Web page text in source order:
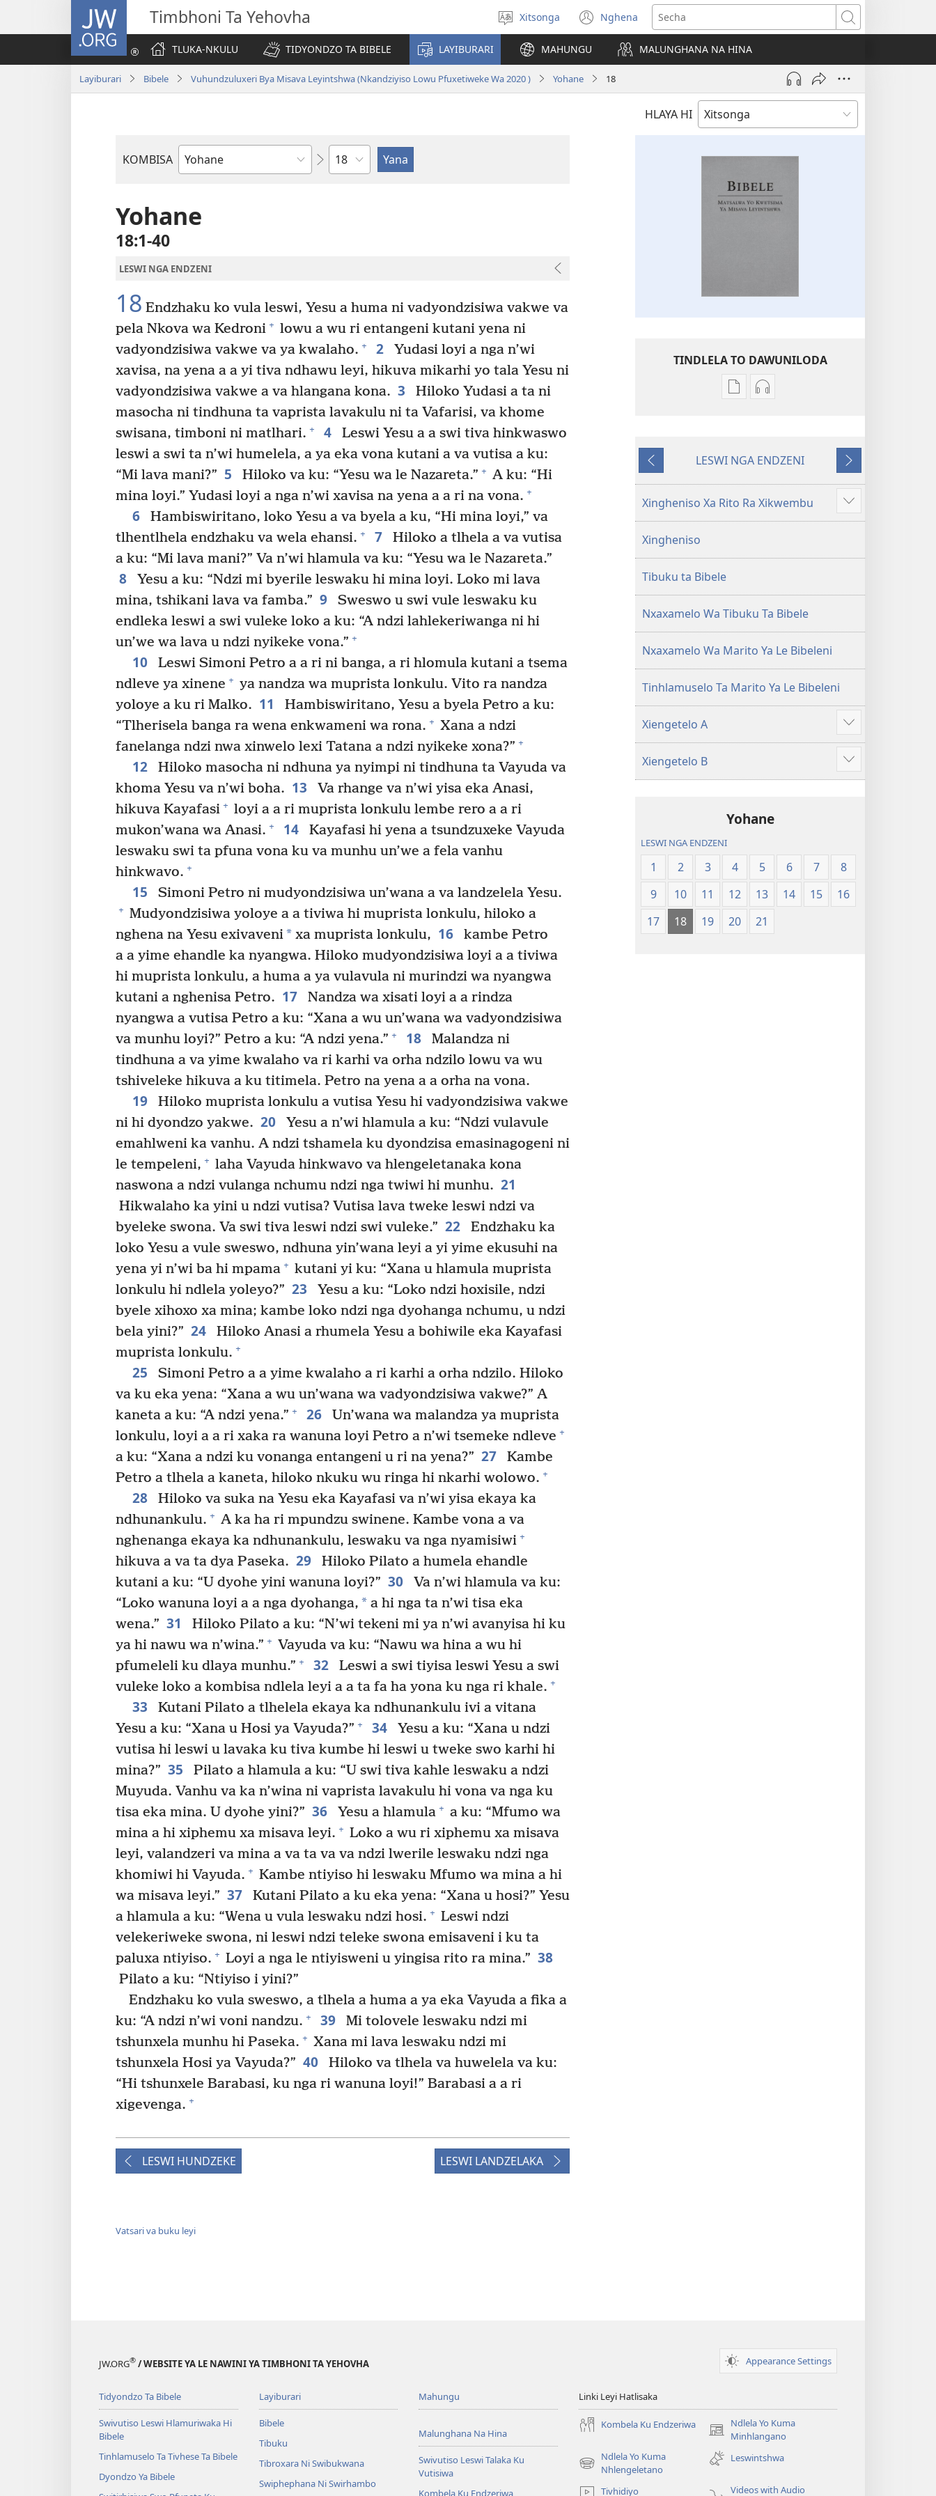
JW.ORG Timbhoni Ta Yehovha
Hlawula
ririmi
Xitsonga Nghena
(opens
new
window)
Secha
TLUKA-NKULU
TIDYONDZO TA BIBELE LAYIBURARI MAHUNGU MALUNGHANA NA HINA
Layiburari Bibele Vuhundzuluxeri Bya Misava Leyintshwa (Nkandziyiso Lowu Pfuxetiweke Wa 2020 ) Yohane 18
HLAYA HI
KOMBISA
Bible
Ndzima
Yohane
18:1-40
LESWI NGA ENDZENI
18 Endzhaku ko vula leswi, Yesu a huma ni vadyondzisiwa vakwe va
pela Nkova wa Kedroni + lowu a wu ri entangeni kutani yena ni
vadyondzisiwa vakwe va ya kwalaho. + 2
Yudasi loyi a nga n’wi
xavisa, na yena a a yi tiva ndhawu leyi, hikuva mikarhi yo tala Yesu ni
vadyondzisiwa vakwe a va hlangana kona. 3
Hiloko Yudasi a ta ni
masocha ni tindhuna ta vaprista lavakulu ni ta Vafarisi, va khome
swisana, timboni ni matlhari. + 4
Leswi Yesu a a swi tiva hinkwaswo
leswi a swi ta n’wi humelela, a ya eka vona kutani a va vutisa a ku:
“Mi lava mani?” 5 Hiloko va ku: “Yesu wa le Nazareta.” + A ku: “Hi
mina loyi.” Yudasi loyi a nga n’wi xavisa na yena a a ri na vona. +
6
Hambiswiritano, loko Yesu a va byela a ku, “Hi mina loyi,” va
tlhentlhela endzhaku va wela ehansi. + 7
Hiloko a tlhela a va vutisa
a ku: “Mi lava mani?” Va n’wi hlamula va ku: “Yesu wa le Nazareta.”
8
Yesu a ku: “Ndzi mi byerile leswaku hi mina loyi. Loko mi lava
mina, tshikani lava va famba.” 9
Sweswo u swi vule leswaku ku
endleka leswi a swi vuleke loko a ku: “A ndzi lahlekeriwanga ni hi
un’we wa lava u ndzi nyikeke vona.” +
10
Leswi Simoni Petro a a ri ni banga, a ri hlomula kutani a tsema
ndleve ya xinene + ya nandza wa muprista lonkulu. Vito ra nandza
yoloye a ku ri Malko. 11
Hambiswiritano, Yesu a byela Petro a ku:
“Tlherisela banga ra wena enkwameni wa rona. + Xana a ndzi
fanelanga ndzi nwa xinwelo lexi Tatana a ndzi nyikeke xona?” +
12
Hiloko masocha ni ndhuna ya nyimpi ni tindhuna ta Vayuda va
khoma Yesu va n’wi boha. 13
Va rhange va n’wi yisa eka Anasi,
hikuva Kayafasi + loyi a a ri muprista lonkulu lembe rero a a ri
mukon’wana wa Anasi. + 14
Kayafasi hi yena a tsundzuxeke Vayuda
leswaku swi ta pfuna vona ku va munhu un’we a fela vanhu
hinkwavo. +
15 Simoni Petro ni mudyondzisiwa un’wana a va landzelela Yesu.
+ Mudyondzisiwa yoloye a a tiviwa hi muprista lonkulu, hiloko a
nghena na Yesu exivaveni* xa muprista lonkulu, 16
kambe Petro
a a yime ehandle ka nyangwa. Hiloko mudyondzisiwa loyi a a tiviwa
hi muprista lonkulu, a huma a ya vulavula ni murindzi wa nyangwa
kutani a nghenisa Petro. 17
Nandza wa xisati loyi a a rindza
nyangwa a vutisa Petro a ku: “Xana a wu un’wana wa vadyondzisiwa
va munhu loyi?” Petro a ku: “A ndzi yena.” + 18
Malandza ni
tindhuna a va yime kwalaho va ri karhi va orha ndzilo lowu va wu
tshiveleke hikuva a ku titimela. Petro na yena a a orha na vona.
19
Hiloko muprista lonkulu a vutisa Yesu hi vadyondzisiwa vakwe
ni hi dyondzo yakwe. 20
Yesu a n’wi hlamula a ku: “Ndzi vulavule
emahlweni ka vanhu. A ndzi tshamela ku dyondzisa emasinagogeni ni
le tempeleni, + laha Vayuda hinkwavo va hlengeletanaka kona
naswona a ndzi vulanga nchumu ndzi nga twiwi hi munhu. 21
Hikwalaho ka yini u ndzi vutisa? Vutisa lava tweke leswi ndzi va
byeleke swona. Va swi tiva leswi ndzi swi vuleke.” 22
Endzhaku ka
loko Yesu a vule sweswo, ndhuna yin’wana leyi a yi yime ekusuhi na
yena yi n’wi ba hi mpama + kutani yi ku: “Xana u hlamula muprista
lonkulu hi ndlela yoleyo?” 23
Yesu a ku: “Loko ndzi hoxisile, ndzi
byele xihoxo xa mina; kambe loko ndzi nga dyohanga nchumu, u ndzi
bela yini?” 24
Hiloko Anasi a rhumela Yesu a bohiwile eka Kayafasi
muprista lonkulu. +
25
Simoni Petro a a yime kwalaho a ri karhi a orha ndzilo. Hiloko
va ku eka yena: “Xana a wu un’wana wa vadyondzisiwa vakwe?” A
kaneta a ku: “A ndzi yena.” + 26
Un’wana wa malandza ya muprista
lonkulu, loyi a a ri xaka ra wanuna loyi Petro a n’wi tsemeke ndleve +
a ku: “Xana a ndzi ku vonanga entangeni u ri na yena?” 27
Kambe
Petro a tlhela a kaneta, hiloko nkuku wu ringa hi nkarhi wolowo. +
28
Hiloko va suka na Yesu eka Kayafasi va n’wi yisa ekaya ka
ndhunankulu. + A ka ha ri mpundzu swinene. Kambe vona a va
nghenanga ekaya ka ndhunankulu, leswaku va nga nyamisiwi +
hikuva a va ta dya Paseka. 29
Hiloko Pilato a humela ehandle
kutani a ku: “U dyohe yini wanuna loyi?” 30
Va n’wi hlamula va ku:
“Loko wanuna loyi a a nga dyohanga, * a hi nga ta n’wi tisa eka
wena.” 31
Hiloko Pilato a ku: “N’wi tekeni mi ya n’wi avanyisa hi ku
ya hi nawu wa n’wina.” + Vayuda va ku: “Nawu wa hina a wu hi
pfumeleli ku dlaya munhu.” + 32
Leswi a swi tiyisa leswi Yesu a swi
vuleke loko a kombisa ndlela leyi a a ta fa ha yona ku nga ri khale. +
33
Kutani Pilato a tlhelela ekaya ka ndhunankulu ivi a vitana
Yesu a ku: “Xana u Hosi ya Vayuda?” + 34
Yesu a ku: “Xana u ndzi
vutisa hi leswi u lavaka ku tiva kumbe hi leswi u tweke swo karhi hi
mina?” 35
Pilato a hlamula a ku: “U swi tiva kahle leswaku a ndzi
Muyuda. Vanhu va ka n’wina ni vaprista lavakulu hi vona va nga ku
tisa eka mina. U dyohe yini?” 36 Yesu a hlamula + a ku: “Mfumo wa
mina a hi xiphemu xa misava leyi. + Loko a wu ri xiphemu xa misava
leyi, valandzeri va mina a va ta va va ndzi lwerile leswaku ndzi nga
khomiwi hi Vayuda. + Kambe ntiyiso hi leswaku Mfumo wa mina a hi
wa misava leyi.” 37
Kutani Pilato a ku eka yena: “Xana u hosi?” Yesu
a hlamula a ku: “Wena u vula leswaku ndzi hosi. + Leswi ndzi
velekeriweke swona, ni leswi ndzi teleke swona emisaveni i ku ta
paluxa ntiyiso. + Loyi a nga le ntiyisweni u yingisa rito ra mina.” 38
Pilato a ku: “Ntiyiso i yini?”
Endzhaku ko vula sweswo, a tlhela a huma a ya eka Vayuda a fika a
ku: “A ndzi n’wi voni nandzu. + 39
Mi tolovele leswaku ndzi mi
tshunxela munhu hi Paseka. + Xana mi lava leswaku ndzi mi
tshunxela Hosi ya Vayuda?” 40
Hiloko va tlhela va huwelela va ku:
“Hi tshunxele Barabasi, ku nga ri wanuna loyi!” Barabasi a a ri
xigevenga. +
LESWI HUNDZEKE LESWI LANDZELAKA
Vatsari va buku leyi
TINDLELA TO DAWUNILODA
Tindlela
ya
Bibele
—
Kwetsima
Misava
Leyintshwa
(Leyi
pfuxetiweke
Tindlela
rhekhodiweke
—
Matsalwa
Ya
Leyintshwa
(Leyi
pfuxetiweke
hi
LESWI
HUNDZEKE
LESWI NGA ENDZENI
LESWI
LANDZELAKA
Xingheniso Xa Rito Ra Xikwembu
Show
more
Xingheniso
Tibuku ta Bibele
Nxaxamelo Wa Tibuku Ta Bibele
Nxaxamelo Wa Marito Ya Le Bibeleni
Tinhlamuselo Ta Marito Ya Le Bibeleni
Xiengetelo A
Show
more
Xiengetelo B
Show
more
Yohane
LESWI NGA ENDZENI
1 2 3 4 5 6 7
8
9
10 11 12 13 14 15
16
17
18 19 20 21
JW.ORG® / WEBSITE YA LE NAWINI YA TIMBHONI TA YEHOVHA Appearance Settings
Tidyondzo Ta Bibele
Swivutiso Leswi Hlamuriwaka Hi
Bibele
Tinhlamuselo Ta Tivhese Ta Bibele
Dyondzo Ya Bibele
Layiburari
Bibele
Tibuku
Tibroxara Ni Swibukwana
Swiphephana Ni Swirhambo
Mahungu
Malunghana Na Hina
Swivutiso Leswi Talaka Ku
Vutisiwa
Kombela Ku Endzeriwa
Linki Leyi Hatlisaka
Kombela Ku Endzeriwa
Ndlela Yo Kuma
Minhlangano
(opens
new
window)
Ndlela Yo Kuma
Nhlengeletano
(opens
Leswintshwa
Tivhidiyo Videos with Audio